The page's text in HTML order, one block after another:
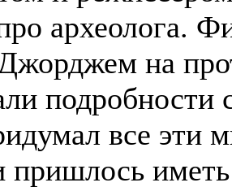
археолога.
на
подробности
все эти
пришлось